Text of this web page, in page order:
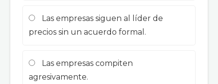
Las empresas siguen al líder de
precios sin un acuerdo formal.
Las empresas compiten
agresivamente.